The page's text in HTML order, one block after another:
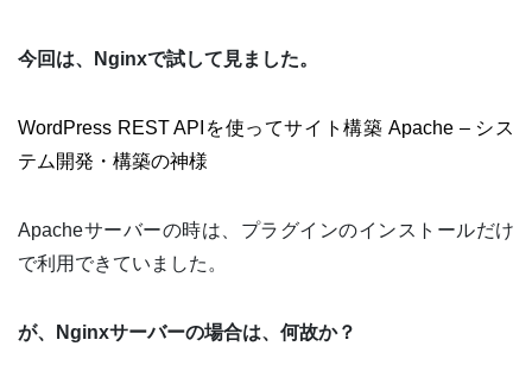
今回は、Nginxで試して見ました。
WordPress REST APIを使ってサイト構築 Apache – シス
テム開発・構築の神様
Apacheサーバーの時は、プラグインのインストールだけ
で利用できていました。
が、Nginxサーバーの場合は、何故か？